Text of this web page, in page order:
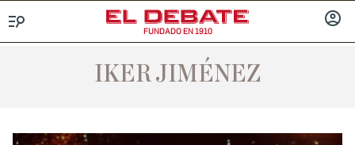
FUNDADO EN 1910
IKER JIMÉNEZ